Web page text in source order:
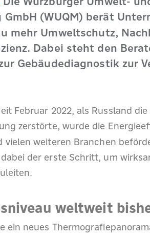
(WUQM) berät
mehr Umweltschutz,
Dabei steht den
Gebäudediagnostik zur
Februar 2022, als Russland
zerstörte, wurde die
vielen weiteren Branchen
der erste Schritt, um
weltweit
ein neues